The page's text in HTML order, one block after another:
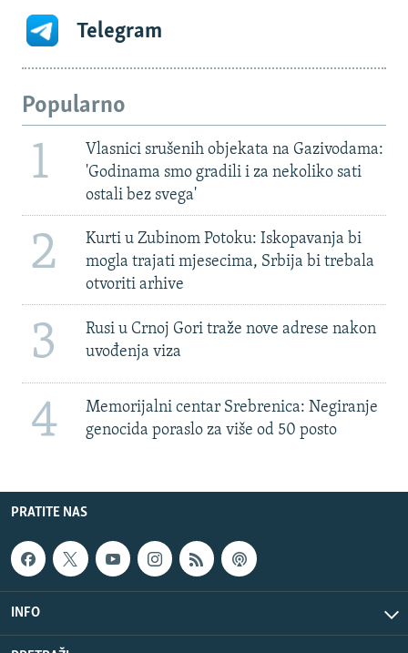
Telegram
Popularno
1
Vlasnici srušenih objekata na Gazivodama:
'Godinama smo gradili i za nekoliko sati
ostali bez svega'
2
Kurti u Zubinom Potoku: Iskopavanja bi
mogla trajati mjesecima, Srbija bi trebala
otvoriti arhive
3
Rusi u Crnoj Gori traže nove adrese nakon
uvođenja viza
4
Memorijalni centar Srebrenica: Negiranje
genocida poraslo za više od 50 posto
PRATITE NAS
INFO